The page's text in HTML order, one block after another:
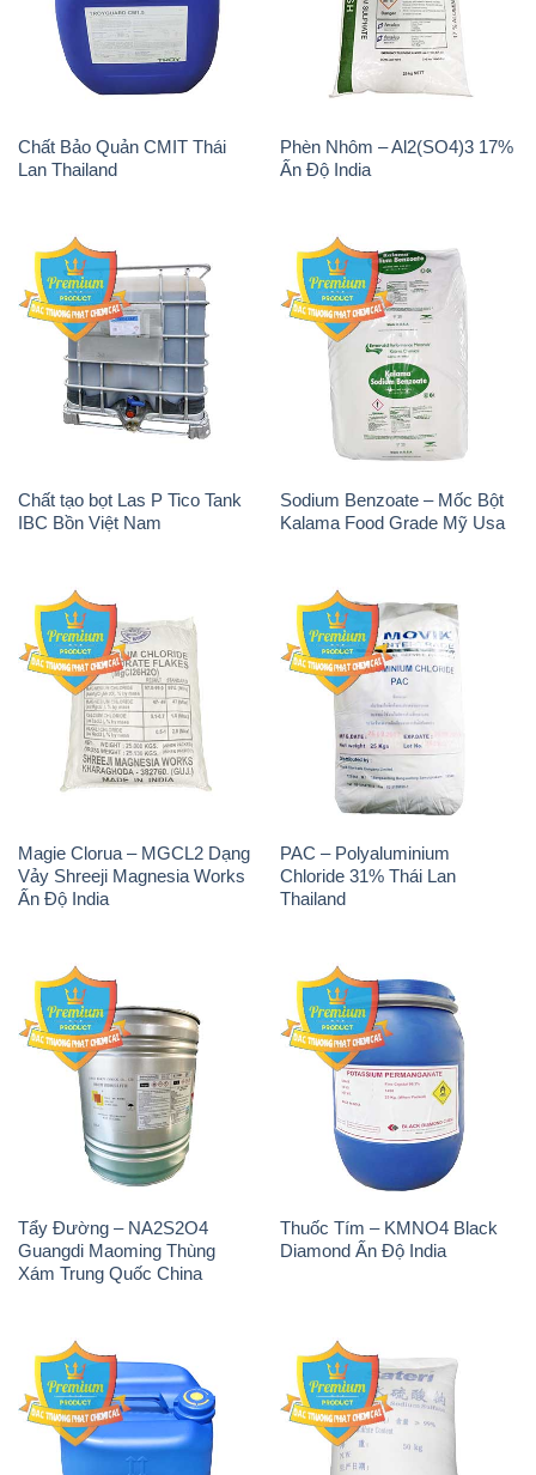
Chất Bảo Quản CMIT Thái
Lan Thailand
Phèn Nhôm – Al2(SO4)3 17%
Ấn Độ India
Chất tạo bọt Las P Tico Tank
IBC Bồn Việt Nam
Sodium Benzoate – Mốc Bột
Kalama Food Grade Mỹ Usa
Magie Clorua – MGCL2 Dạng
Vảy Shreeji Magnesia Works
Ấn Độ India
PAC – Polyaluminium
Chloride 31% Thái Lan
Thailand
Tẩy Đường – NA2S2O4
Guangdi Maoming Thùng
Xám Trung Quốc China
Thuốc Tím – KMNO4 Black
Diamond Ấn Độ India